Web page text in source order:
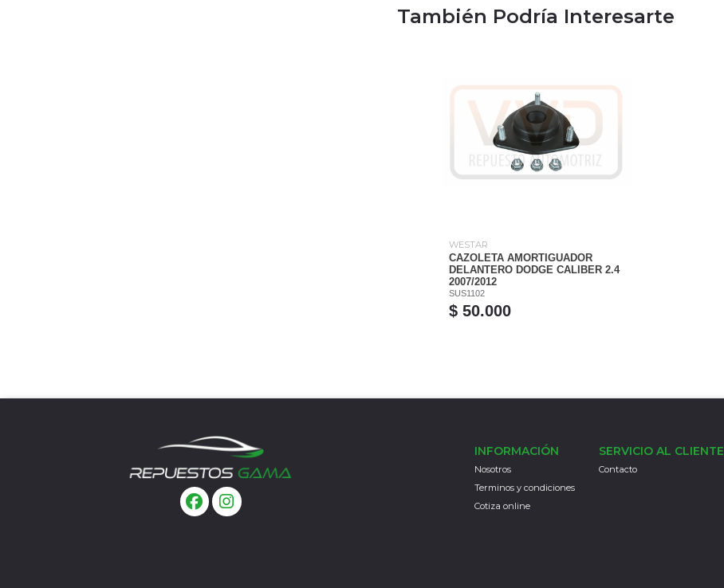
También Podría Interesarte
WESTAR
CAZOLETA AMORTIGUADOR
DELANTERO DODGE CALIBER 2.4
2007/2012
SUS1102
$ 50.000
INFORMACIÓN
Nosotros
Terminos y condiciones
Cotiza online
SERVICIO AL CLIENTE
Contacto